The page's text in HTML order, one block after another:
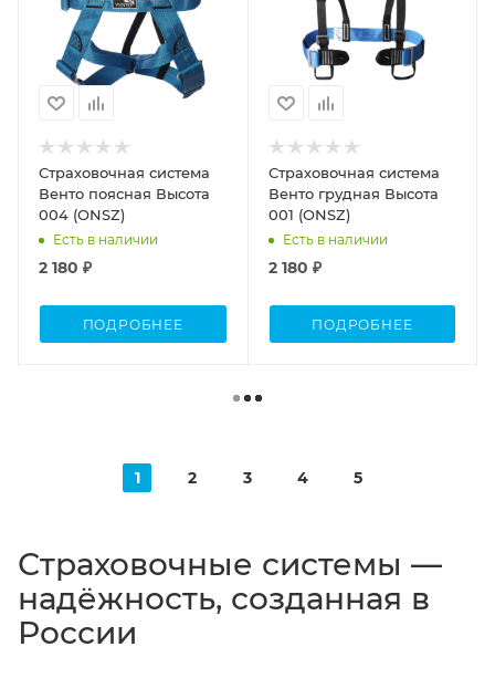
Страховочная система
Венто поясная Высота
004 (ONSZ)
Есть в наличии
2 180 ₽
ПОДРОБНЕЕ
Страховочная система
Венто грудная Высота
001 (ONSZ)
Есть в наличии
2 180 ₽
ПОДРОБНЕЕ
1 2 3 4 5
Страховочные системы —
надёжность, созданная в
России